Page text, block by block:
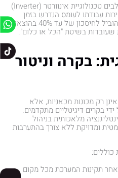
בפרויקטים שאנו מבצעים, אנו משלבים טכנולוגיית אינוורטר (Inverter)
עבודתו לעומס הנדרש בזמן
אמת. שימוש בטכנולוגיה זו יכול להוביל לחיסכון של עד 40% בהוצאות
בשיטת "הכל או כלום".
בקרה וניטור
רק מכונות מכאניות, אלא
בקרים דיגיטליים מתקדמים.
מלאכותית בניהול
ומדויקת ללא צורך בהתערבות
תקינות המערכת מכל מקום